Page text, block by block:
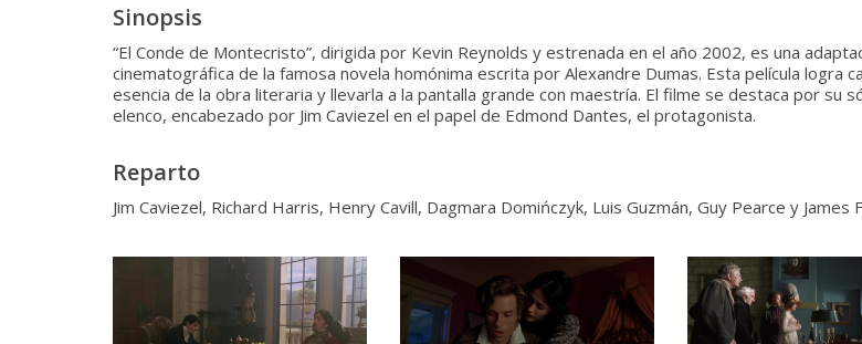
Sinopsis
“El Conde de Montecristo”, dirigida por Kevin Reynolds y estrenada en el año 2002, es una
cinematográfica de la famosa novela homónima escrita por Alexandre Dumas. Esta película logra
esencia de la obra literaria y llevarla a la pantalla grande con maestría. El filme se destaca por su
elenco, encabezado por Jim Caviezel en el papel de Edmond Dantes, el protagonista.
Reparto
Jim Caviezel, Richard Harris, Henry Cavill, Dagmara Domińczyk, Luis Guzmán, Guy Pearce y James